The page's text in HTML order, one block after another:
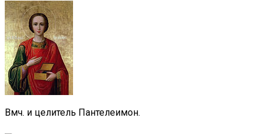
Вмч. и целитель Пантелеимон.